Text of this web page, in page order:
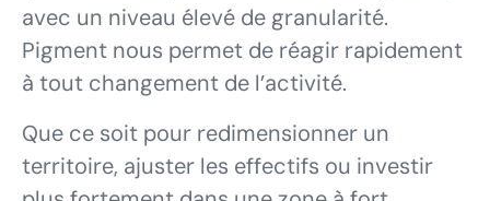
avec un niveau élevé de granularité.
Pigment nous permet de réagir rapidement
à tout changement de l’activité.
Que ce soit pour redimensionner un
territoire, ajuster les effectifs ou investir